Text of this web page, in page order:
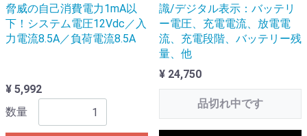
脅威の自己消費電力1mA以
下！システム電圧12Vdc／入
力電流8.5A／負荷電流8.5A
¥ 5,992
数量
識/デジタル表示：バッテリ
ー電圧、充電電流、放電電
流、充電段階、バッテリー残
量、他
¥ 24,750
品切れ中です